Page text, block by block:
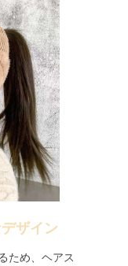
ザイン
ため、ヘアス